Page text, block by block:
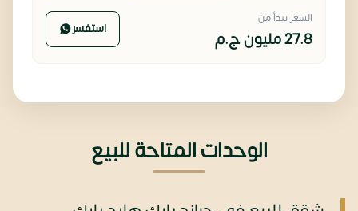
السعر يبدأ من
27.8 مليون ج.م استفسر
الوحدات المتاحة للبيع